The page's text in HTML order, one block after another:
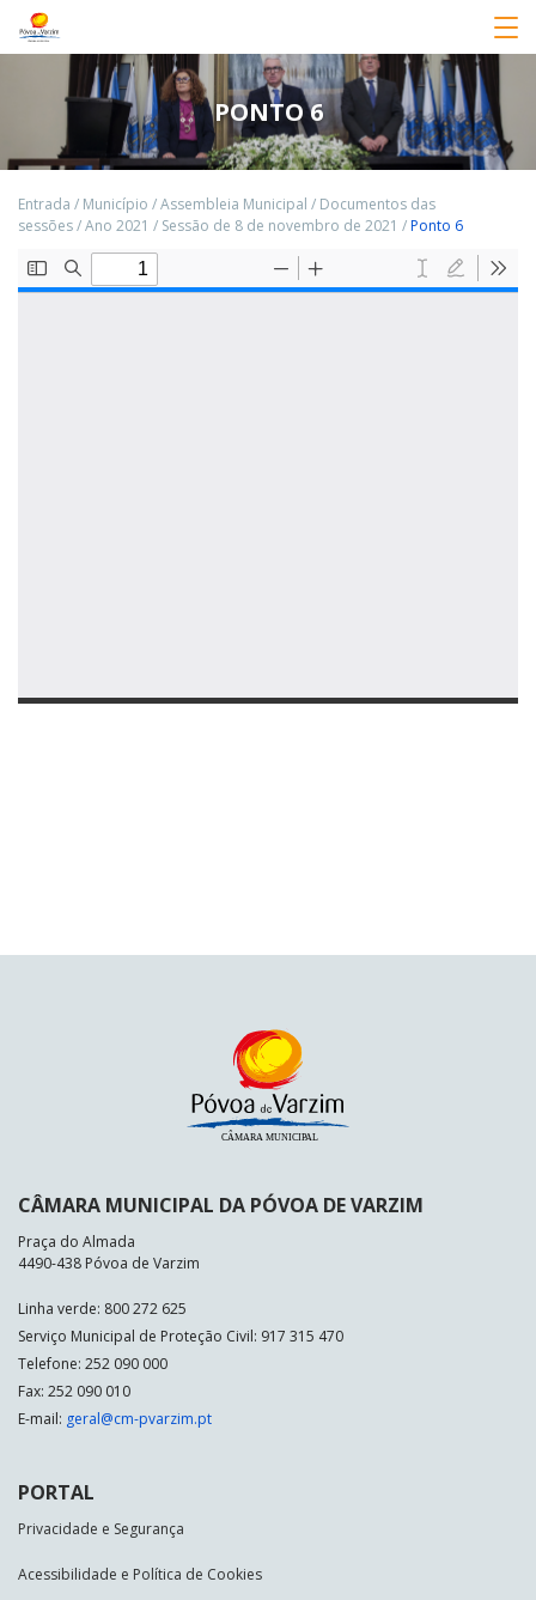
PONTO 6
Entrada / Município /Assembleia Municipal / Documentos das
sessões/Ano 2021 / Sessão de 8 de novembro de 2021 /Ponto 6
CÂMARA MUNICIPAL DA PÓVOA DE VARZIM
Praça do Almada
4490-438 Póvoa de Varzim
Linha verde: 800 272 625
Serviço Municipal de Proteção Civil: 917 315 470
Telefone: 252 090 000
Fax: 252 090 010
E-mail: geral@cm-pvarzim.pt
PORTAL
Privacidade e Segurança
Acessibilidade e Política de Cookies